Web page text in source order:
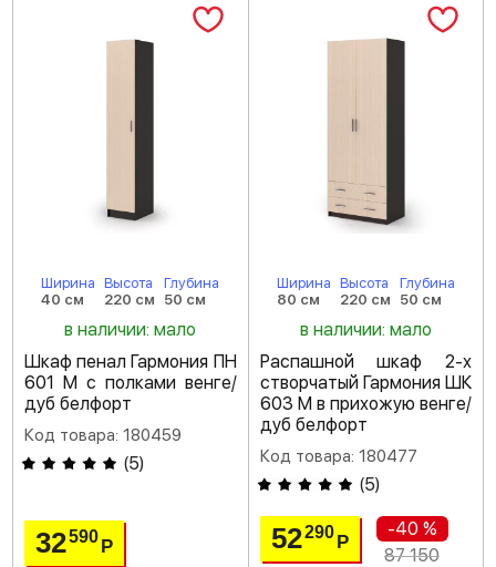
Ширина
40 см
Высота
220 см
Глубина
50 см
в наличии: мало
Шкаф пенал Гармония ПН
601 М с полками венге/
дуб белфорт
Код товара: 180459
(5)
32590Р
Ширина
80 см
Высота
220 см
Глубина
50 см
в наличии: мало
Распашной шкаф 2-х
створчатый Гармония ШК
603 М в прихожую венге/
дуб белфорт
Код товара: 180477
(5)
52290 Р
-40 %
87 150